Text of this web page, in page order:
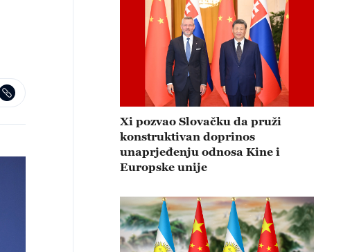
Xi pozvao Slovačku da pruži
konstruktivan doprinos
unaprjeđenju odnosa Kine i
Europske unije